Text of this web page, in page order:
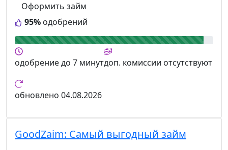
95% одобрений
Оформить займ
одобрениедо 7 минутдоп. комиссии отсутствуют
обновлено 04.08.2026
GoodZaim: Самый выгодный займ